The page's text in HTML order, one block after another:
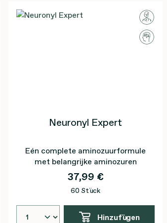
Neuronyl Expert
Eén complete aminozuurformule
met belangrijke aminozuren
37,99 €
60 Stück
Hinzufügen